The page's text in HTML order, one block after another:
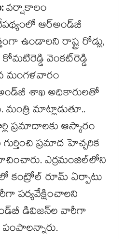
వర్షాకాలం
ఆర్‌‌‌‌అండ్‌‌బీ
ఉండాలని రాష్ట్ర రోడ్లు,
వెంకట్‌‌రెడ్డి
మంగళవారం
శాఖ అధికారులతో
మంత్రి మాట్లాడుతూ..
ప్రమాదాలకు ఆస్కారం
గుర్తించి ప్రమాద హెచ్చరిక
ఎర్రమంజిల్‌‌లోని
కంట్రోల్ రూమ్ ఏర్పాటు
పర్యవేక్షించాలని
డివిజన్‌‌ల వారీగా